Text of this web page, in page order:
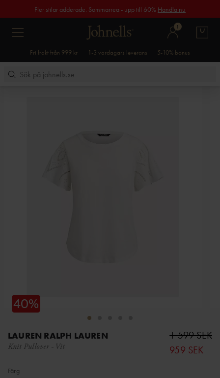
Fler stilar adderade. Sommarrea - upp till 60% Handla nu
1
Fri frakt från 999 kr 1-3 vardagars leverans 5-10% bonus
LAUREN RALPH LAUREN
Knit Pullover - Vit
1 599 SEK
959 SEK
Färg